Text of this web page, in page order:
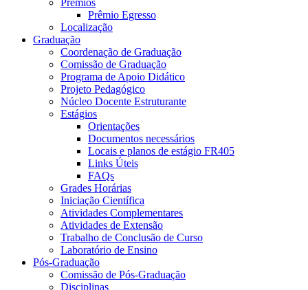
Prêmios
Prêmio Egresso
Localização
Graduação
Coordenação de Graduação
Comissão de Graduação
Programa de Apoio Didático
Projeto Pedagógico
Núcleo Docente Estruturante
Estágios
Orientações
Documentos necessários
Locais e planos de estágio FR405
Links Úteis
FAQs
Grades Horárias
Iniciação Científica
Atividades Complementares
Atividades de Extensão
Trabalho de Conclusão de Curso
Laboratório de Ensino
Pós-Graduação
Comissão de Pós-Graduação
Disciplinas